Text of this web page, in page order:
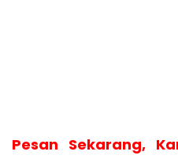
Pesan Sekarang,